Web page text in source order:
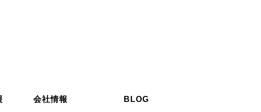
会社情報 BLOG